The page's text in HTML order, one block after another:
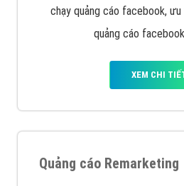
chạy quảng cáo facebook,
quảng cáo
XEM CHI
Quảng cáo Remarketing